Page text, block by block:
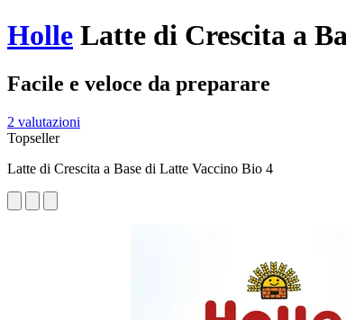
Holle Latte di Crescita a
Facile e veloce da preparare
2 valutazioni
Topseller
Latte di Crescita a Base di Latte Vaccino Bio 4